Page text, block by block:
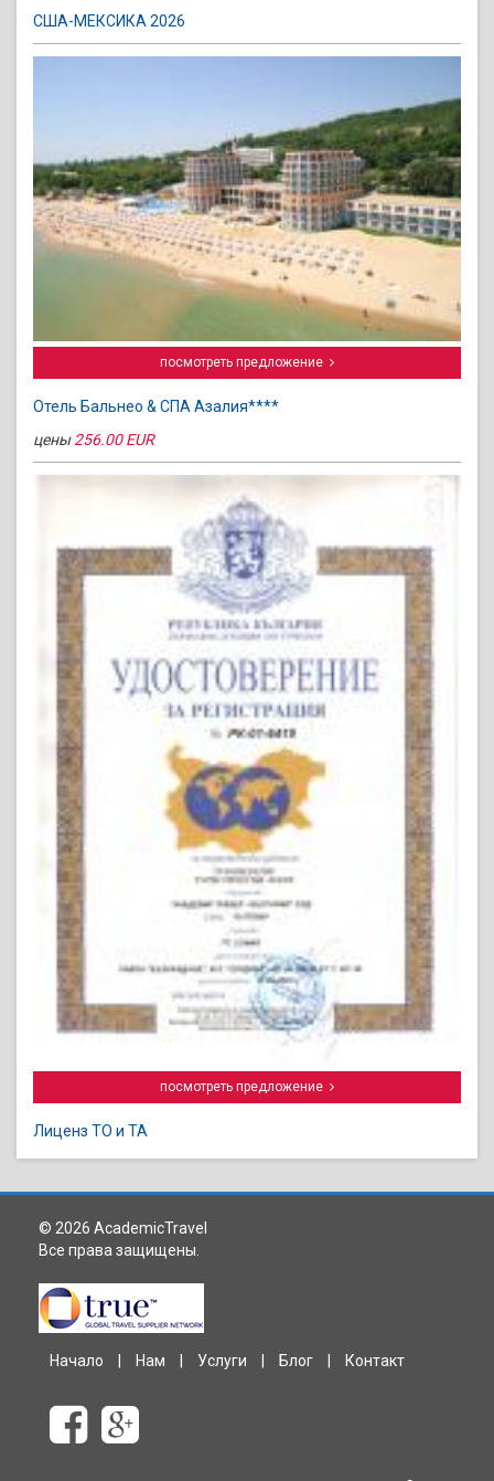
США-МЕКСИКА 2026
посмотреть предложение
Отель Бальнео & СПА Азалия****
цены256.00 EUR
посмотреть предложение
Лиценз ТО и ТА
© 2026 AcademicTravel
Все права защищены.
Начало Нам Услуги Блог Контакт